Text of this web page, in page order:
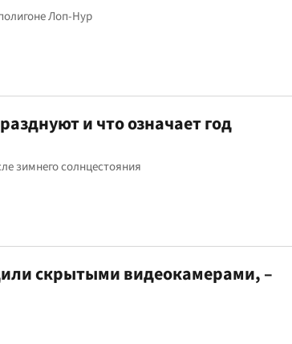
Лоп-Нур
и что означает год
зимнего солнцестояния
скрытыми видеокамерами, –